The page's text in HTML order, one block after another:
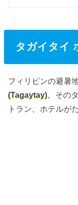
タガイタイ
フィリピンの避暑
(Tagaytay)。その
トラン、ホテルが